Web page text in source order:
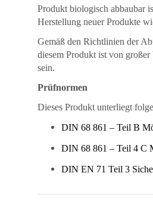
Produkt biologisch abbaubar
Herstellung neuer Produkte
Gemäß den Richtlinien der
diesem Produkt ist von
sein.
Prüfnormen
Dieses Produkt unterliegt
DIN 68 861 – Teil B
DIN 68 861 – Teil 4 C
DIN EN 71 Teil 3